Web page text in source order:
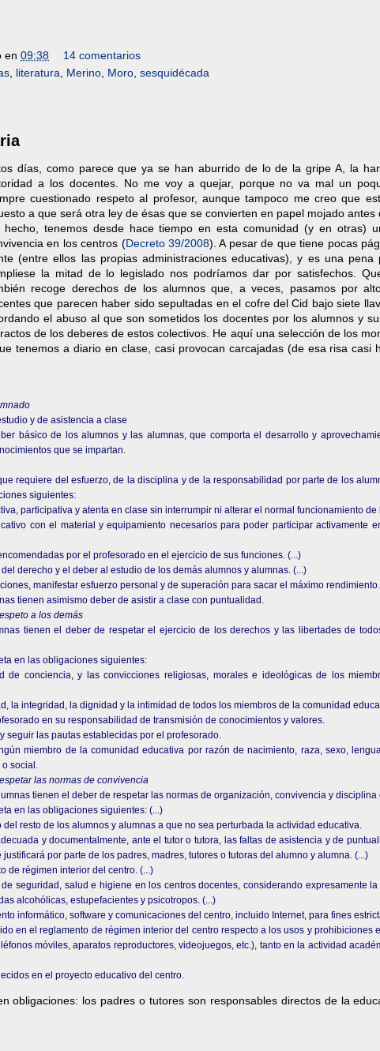
en 09:38
14 comentarios
literatura Merino Moro sesquidécada
días, como parece que ya se han aburrido de lo de la gripe A, la
a los docentes. No me voy a quejar, porque no va mal un
cuestionado respeto al profesor, aunque tampoco me creo que
a que será otra ley de ésas que se convierten en papel mojado antes
hecho, tenemos desde hace tiempo en esta comunidad (y en otras)
en los centros (Decreto 39/2008). A pesar de que tiene pocas
(entre ellos las propias administraciones educativas), y es una
la mitad de lo legislado nos podríamos dar por satisfechos.
recoge derechos de los alumnos que, a veces, pasamos por
que parecen haber sido sepultadas en el cofre del Cid bajo siete
el abuso al que son sometidos los docentes por los alumnos y
de los deberes de estos colectivos. He aquí una selección de los
tenemos a diario en clase, casi provocan carcajadas (de esa risa casi
y de asistencia a clase
básico de los alumnos y las alumnas, que comporta el desarrollo y
que se impartan.
requiere del esfuerzo, de la disciplina y de la responsabilidad por parte de los
siguientes:
participativa y atenta en clase sin interrumpir ni alterar el normal funcionamiento de
con el material y equipamiento necesarios para poder participar activamente
por el profesorado en el ejercicio de sus funciones. (...)
derecho y el deber al estudio de los demás alumnos y alumnas. (...)
manifestar esfuerzo personal y de superación para sacar el máximo
tienen asimismo deber de asistir a clase con puntualidad.
a los demás
tienen el deber de respetar el ejercicio de los derechos y las libertades de
en las obligaciones siguientes:
de conciencia, y las convicciones religiosas, morales e ideológicas de los
la integridad, la dignidad y la intimidad de todos los miembros de la comunidad
en su responsabilidad de transmisión de conocimientos y valores.
seguir las pautas establecidas por el profesorado.
miembro de la comunidad educativa por razón de nacimiento, raza, sexo,
social.
las normas de convivencia
tienen el deber de respetar las normas de organización, convivencia y
en las obligaciones siguientes: (...)
del resto de los alumnos y alumnas a que no sea perturbada la actividad educativa.
y documentalmente, ante el tutor o tutora, las faltas de asistencia y de
por parte de los padres, madres, tutores o tutoras del alumno y alumna. (...)
de régimen interior del centro. (...)
seguridad, salud e higiene en los centros docentes, considerando expresamente
alcohólicas, estupefacientes y psicotropos. (...)
informático, software y comunicaciones del centro, incluido Internet, para fines
en el reglamento de régimen interior del centro respecto a los usos y prohibiciones
móviles, aparatos reproductores, videojuegos, etc.), tanto en la actividad
en el proyecto educativo del centro.
obligaciones: los padres o tutores son responsables directos de la